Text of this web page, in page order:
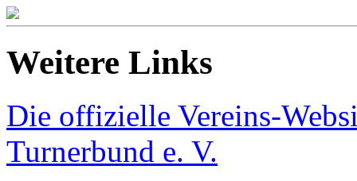
Weitere Links
Die offizielle Vereins-
Turnerbund e. V.